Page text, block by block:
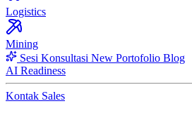
Logistics
Mining
Sesi Konsultasi New Portofolio Blog
AI Readiness
Kontak Sales